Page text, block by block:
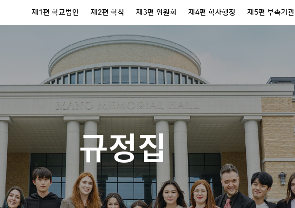
제1편 학교법인 제2편 학칙 제3편 위원회 제4편 학사행정 제5편 부속기관
규정집